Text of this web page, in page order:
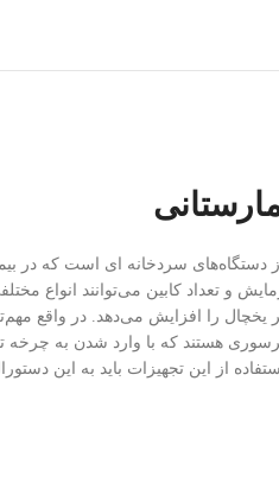
دستگاه‌های سردخانه ای است که در
را افزایش می‌دهد. در واقع
هستند که با وارد شدن به چرخه
باید به این دستورالعمل‌ها توجه شود.) یخچال‌های